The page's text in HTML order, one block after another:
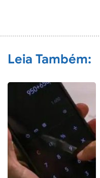
Leia Também: